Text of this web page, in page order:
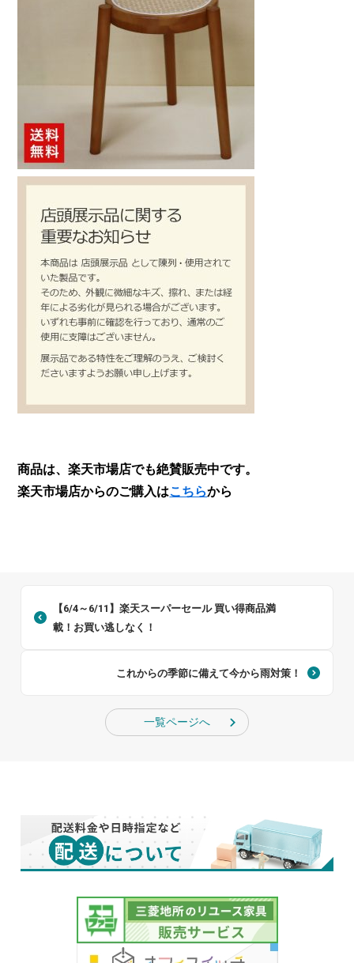
商品は、楽天市場店でも絶賛販売中です。
楽天市場店からのご購入はこちらから
【6/4～6/11】楽天スーパーセール 買い得商品満
載！お買い逃しなく！
これからの季節に備えて今から雨対策！
一覧ページへ